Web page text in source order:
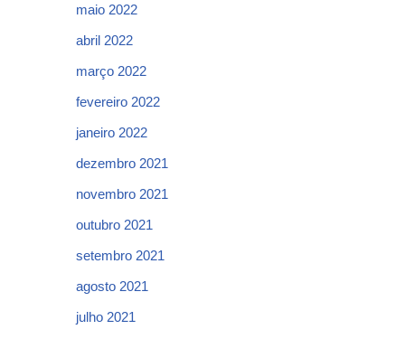
maio 2022
abril 2022
março 2022
fevereiro 2022
janeiro 2022
dezembro 2021
novembro 2021
outubro 2021
setembro 2021
agosto 2021
julho 2021